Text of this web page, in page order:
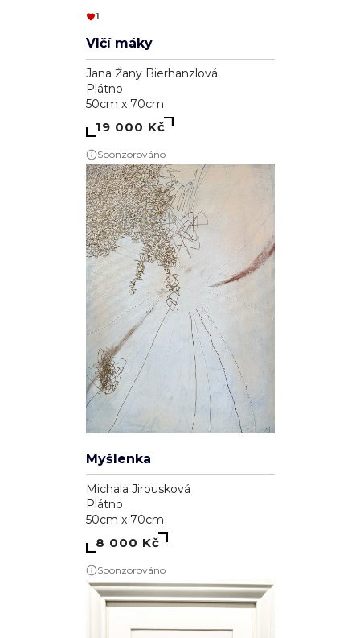
1
Vlčí máky
Jana Žany Bierhanzlová
Plátno
50cm x 70cm
19 000 Kč
Sponzorováno
Myšlenka
Michala Jirousková
Plátno
50cm x 70cm
8 000 Kč
Sponzorováno